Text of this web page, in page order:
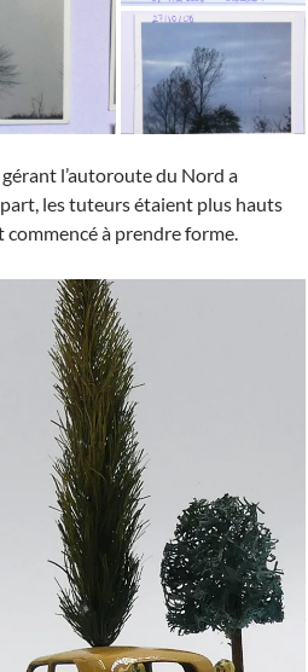
l’autoroute du Nord a
les tuteurs étaient plus hauts
à prendre forme.